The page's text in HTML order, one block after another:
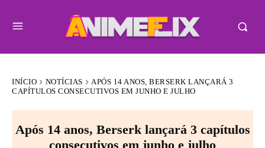
INÍCIO NOTÍCIAS
APÓS 14 ANOS, BERSERK LANÇARÁ 3
CAPÍTULOS CONSECUTIVOS EM JUNHO E JULHO
Após 14 anos, Berserk lançará 3 capítulos
consecutivos em junho e julho